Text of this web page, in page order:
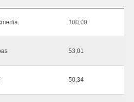
100,00
53,01
50,34